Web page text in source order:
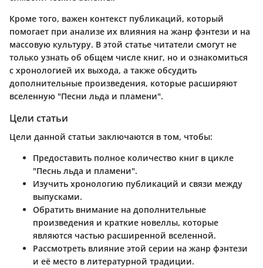
Кроме того, важен контекст публикаций, который
помогает при анализе их влияния на жанр фэнтези и на
массовую культуру. В этой статье читатели смогут не
только узнать об общем числе книг, но и ознакомиться
с хронологией их выхода, а также обсудить
дополнительные произведения, которые расширяют
вселенную "Песни льда и пламени".
Цели статьи
Цели данной статьи заключаются в том, чтобы:
Предоставить полное количество книг в цикле
"Песнь льда и пламени".
Изучить хронологию публикаций и связи между
выпусками.
Обратить внимание на дополнительные
произведения и краткие новеллы, которые
являются частью расширенной вселенной.
Рассмотреть влияние этой серии на жанр фэнтези
и её место в литературной традиции.